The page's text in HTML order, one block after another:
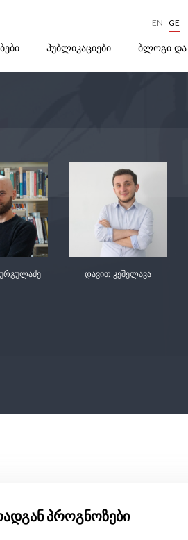
EN GE
ᲞᲣᲑᲚᲘᲙᲐᲪᲘᲔᲑᲘ ᲑᲚᲝᲒᲘ ᲓᲐ
დავით კეშელავა
პროგნოზები